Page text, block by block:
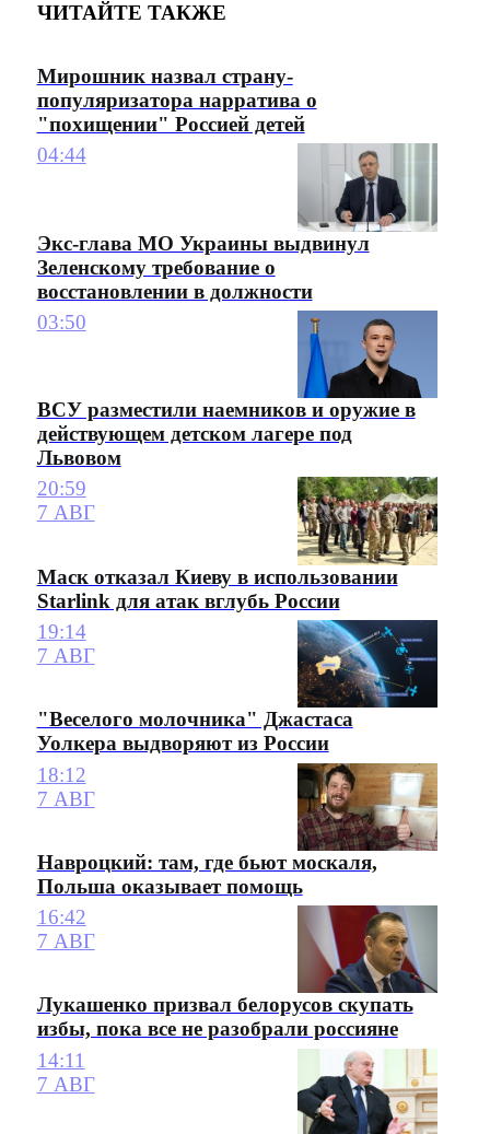
ЧИТАЙТЕ ТАКЖЕ
Мирошник назвал страну-
популяризатора нарратива о
"похищении" Россией детей
04:44
Экс-глава МО Украины выдвинул
Зеленскому требование о
восстановлении в должности
03:50
ВСУ разместили наемников и оружие в
действующем детском лагере под
Львовом
20:59
7 АВГ
Маск отказал Киеву в использовании
Starlink для атак вглубь России
19:14
7 АВГ
"Веселого молочника" Джастаса
Уолкера выдворяют из России
18:12
7 АВГ
Навроцкий: там, где бьют москаля,
Польша оказывает помощь
16:42
7 АВГ
Лукашенко призвал белорусов скупать
избы, пока все не разобрали россияне
14:11
7 АВГ